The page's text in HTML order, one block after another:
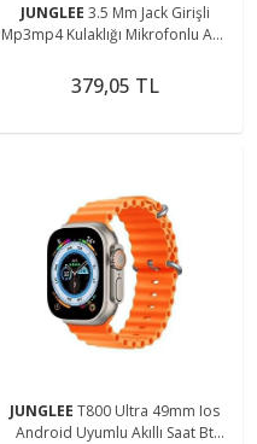
JUNGLEE 3.5 Mm Jack Girişli
Mp3mp4 Kulaklığı Mikrofonlu Aux
379,05 TL
JUNGLEE T800 Ultra 49mm Ios
Android Uyumlu Akıllı Saat Bt